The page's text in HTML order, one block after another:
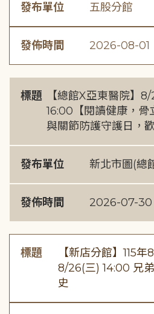
發布單位 五股分館
發佈時間 2026-08-01
標題
【總館X亞東醫院】
16:00【閱讀健康，骨
與關節防護守護日，
發布單位 新北市圖(總
發佈時間 2026-07-30
標題
【新店分館】115年
8/26(三) 14:00 兄
史